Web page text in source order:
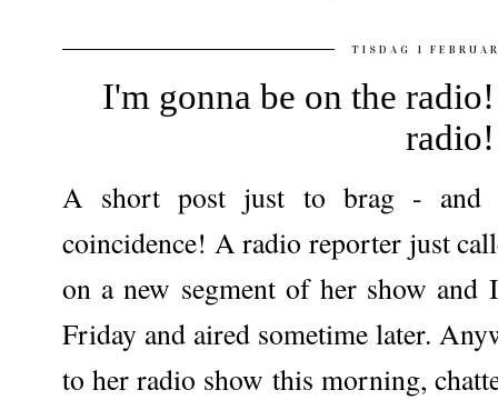
TISDAG 1
I'm gonna be on the
radio!
A short post just to brag - and
coincidence! A radio reporter just
on a new segment of her show
Friday and aired sometime later.
to her radio show this morning,